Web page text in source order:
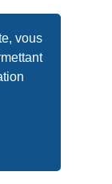
vous